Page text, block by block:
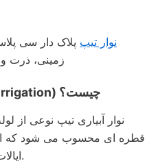
نوار تیپ پلاک دار سی
زمینی، ذرت
نوار آبیاری تیپ (tape dirp irrigation) چیست؟
نوار آبیاری تیپ نوعی از
ایالات متحده آمریکا تولید شده است.